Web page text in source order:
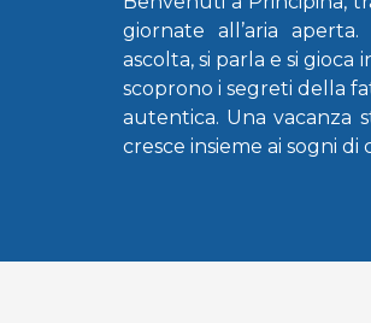
giornate all’aria
ascolta, si parla e si gioca
scoprono i segreti della
autentica. Una vacanza
cresce insieme ai sogni di